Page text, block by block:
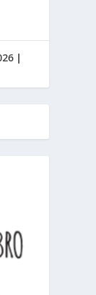
|